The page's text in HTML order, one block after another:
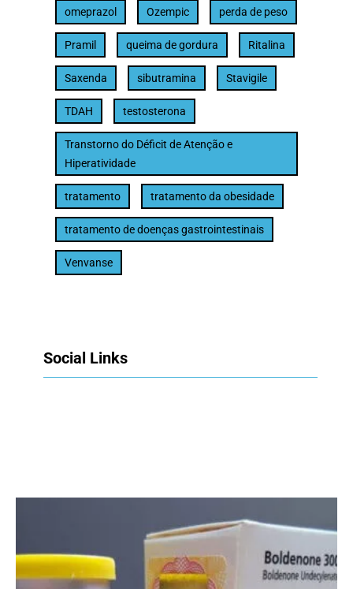
omeprazol Ozempic perda de peso
Pramil queima de gordura Ritalina
Saxenda sibutramina Stavigile
TDAH testosterona
Transtorno do Déficit de Atenção e
Hiperatividade
tratamento tratamento da obesidade
tratamento de doenças gastrointestinais
Venvanse
Social Links